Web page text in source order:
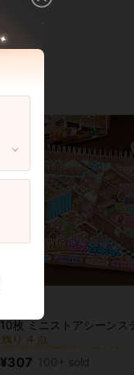
#1 ベストセラー
残り 4 点
#1 ベストセラー
残り 4 点
#1 ベストセラー
残り 4 点
#1 ベストセラー
¥307 100+ sold